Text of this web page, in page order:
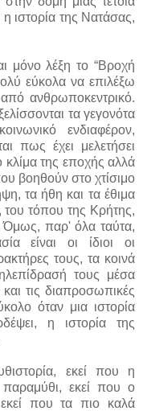
ιστορία της Νατάσας,
μόνο λέξη το “Βροχή
εύκολα να επιλέξω
ανθρωποκεντρικό.
τα γεγονότα
ενδιαφέρον,
πως έχει μελετήσει
κλίμα της εποχής αλλά
βοηθούν στο χτίσιμο
τα ήθη και τα έθιμα
του τόπου της Κρήτης,
Όμως, παρ' όλα ταύτα,
είναι οι ίδιοι οι
τους, τα κοινά
τους μέσα
τις διαπροσωπικές
όταν μια ιστορία
η ιστορία της
εκεί που η
παραμύθι, εκεί που ο
που τα πιο καλά